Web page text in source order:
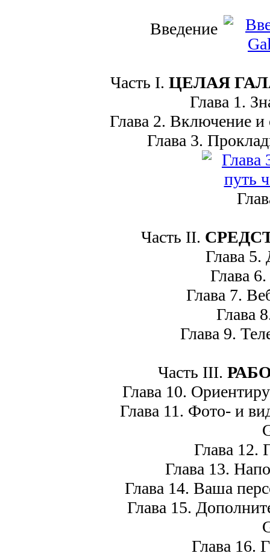
Введение
Часть I. ЦЕЛАЯ
Глава 1.
Глава 2. Включение и
Глава 3.
Часть II.
Глава 5.
Глава 6.
Глава 7.
Глава
Глава 9.
Часть III.
Глава 10.
Глава 11. Фото- и
Глава 12.
Глава 13.
Глава 14. Ваша
Глава 15.
Глава 16.